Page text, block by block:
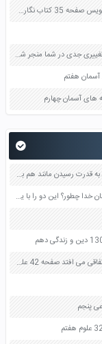
یکی از دو موضوع را به دلخواه انتخاب کن و یک بند درباره آن بنویس صفحه 35 کتاب نگارش فارسی سوم
یکی از موثرترین پیام هایی را که دریافت کرده اید و به اقناع و تغییری جدی در شما منجر شده است برسی کنید و علت این تاثیر گذاری قابل توجه را بنویسید صفحه 52 تفکر و سواد رسانه ای دهم
آیا سلسله های ایرانیان از نظر رابطه با خلافت عباسی و چگونگی به قدرت رسیدن مانند هم بودند؟ مثال بزنید صفحه 70 مطالعات اجتماعی هشتم
آیا دوربین های باغ همه اتفاقات را می توانند ثبت کنند؟ فرشتگان خدا چطور؟ این دو را با یکدیگر مقایسه کنید صفحه 112 هدیه های آسمان چهارم
اگر شعله حرارت زیر ظرف برنج را کاهش یا افزایش دهیم چه اتفاقی می افتد صفحه 42 علوم ششم